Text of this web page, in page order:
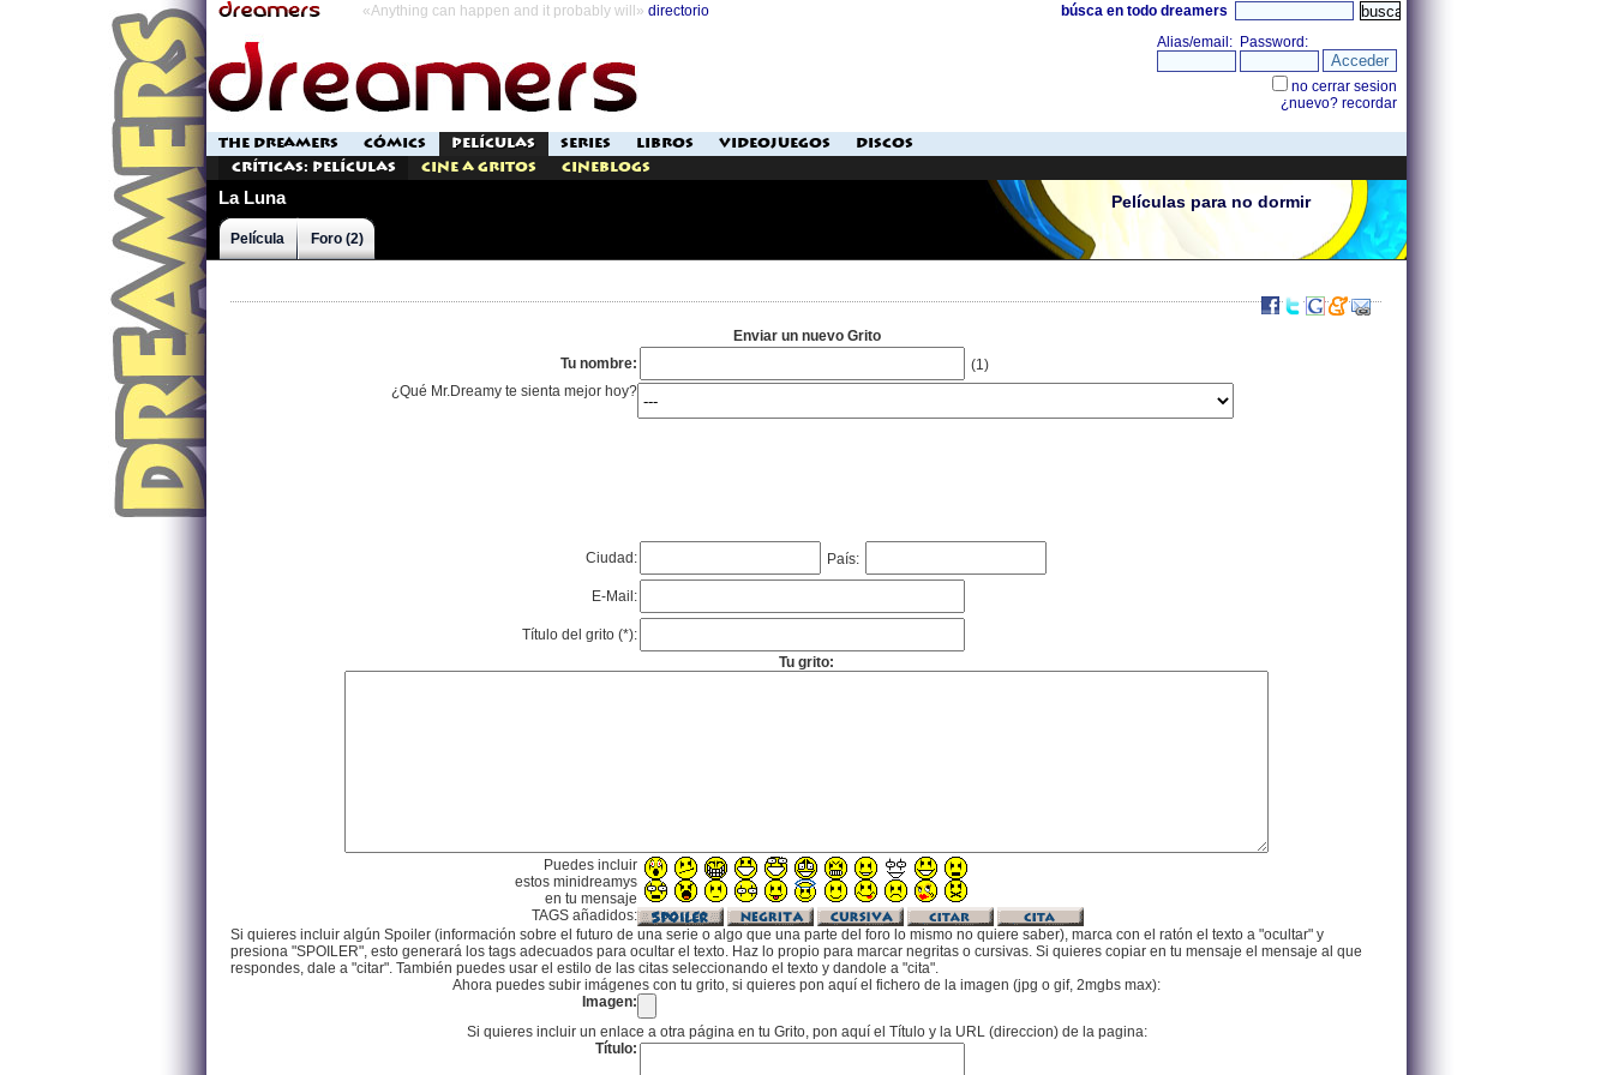
«Anything can happen and it probably will» directorio búsca en todo dreamers
THE DREAMERS CÓMICS PELÍCULAS SERIES LIBROS VIDEOJUEGOS
DISCOS
Críticas: Películas
Cine a Gritos Cineblogs
La Luna Películas para no dormir
Película Foro (2)
Enviar un nuevo Grito
Tu nombre:
(1)
¿Qué Mr.Dreamy te sienta mejor hoy?
Ciudad: País:
E-Mail:
Título del grito (*):
Tu grito:
Puedes incluir
estos minidreamys
en tu mensaje
TAGS añadidos:
Si quieres incluir algún Spoiler (información sobre el futuro de una serie o algo que una parte del foro lo mismo no quiere saber), marca con el ratón el texto a "ocultar" y
presiona "SPOILER", esto generará los tags adecuados para ocultar el texto. Haz lo propio para marcar negritas o cursivas. Si quieres copiar en tu mensaje el mensaje al que
respondes, dale a "citar". También puedes usar el estilo de las citas seleccionando el texto y dandole a "cita".
Ahora puedes subir imágenes con tu grito, si quieres pon aquí el fichero de la imagen (jpg o gif, 2mgbs max):
Imagen:
Si quieres incluir un enlace a otra página en tu Grito, pon aquí el Título y la URL (direccion) de la pagina:
Título: